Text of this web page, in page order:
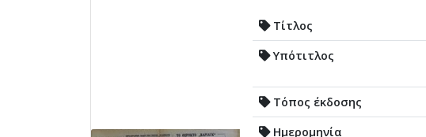
Τίτλος
Υπότιτλος
Τόπος έκδοσης
Ημερομηνία